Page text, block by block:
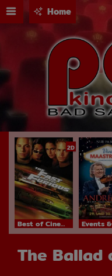
Home
2D
Best of Cinema
The Ballad